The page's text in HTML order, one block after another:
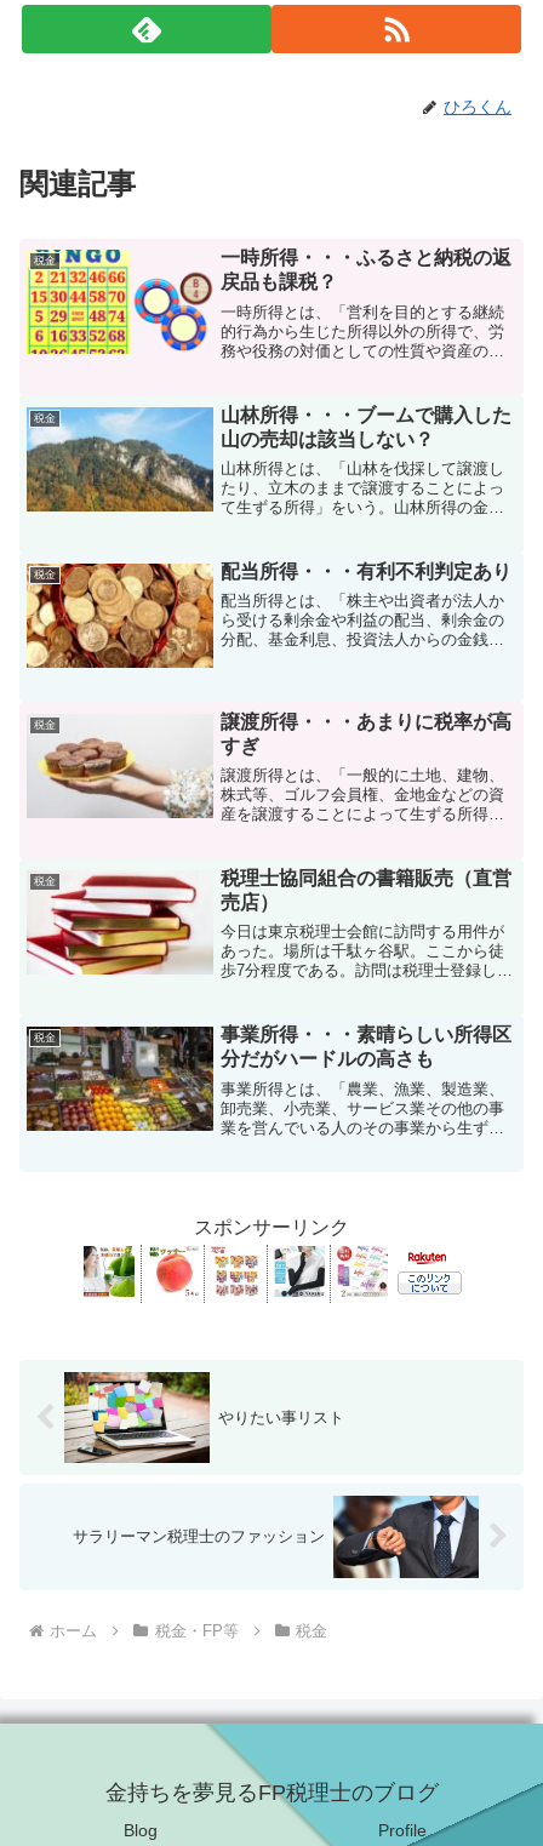
ひろくん
関連記事
税金
一時所得・・・ふるさと納税の返
戻品も課税？
一時所得とは、「営利を目的とする継続
的行為から生じた所得以外の所得で、労
務や役務の対価としての性質や資産の譲
保険の一時金などが該当する。一方、宝
くじの当選金は「当せん金...
税金
山林所得・・・ブームで購入した
山の売却は該当しない？
山林所得とは、「山林を伐採して譲渡し
たり、立木のままで譲渡することによっ
て生ずる所得」をいう。山林所得の金額
し、さらに50万円の特別控除額を控除し
た金額となる。さらに5分...
税金 配当所得・・・有利不利判定あり
配当所得とは、「株主や出資者が法人か
ら受ける剰余金や利益の配当、剰余金の
分配、基金利息、投資法人からの金銭の
などに係る所得」をいう。...
税金
譲渡所得・・・あまりに税率が高
すぎ
譲渡所得とは、「一般的に土地、建物、
株式等、ゴルフ会員権、金地金などの資
産を譲渡することによって生ずる所得」
（2）（1）以外を譲渡した場合に分けら
れる。土地・建物等を譲...
税金
税理士協同組合の書籍販売（直営
売店）
今日は東京税理士会館に訪問する用件が
あった。場所は千駄ヶ谷駅。ここから徒
歩7分程度である。訪問は税理士登録して
入したい書籍がたくさんあった。決して
広いスペースではない...
税金
事業所得・・・素晴らしい所得区
分だがハードルの高さも
事業所得とは、「農業、漁業、製造業、
卸売業、小売業、サービス業その他の事
業を営んでいる人のその事業から生ずる
スポンサーリンク
やりたい事リスト
サラリーマン税理士のファッション
ホーム 税金・FP等 税金
金持ちを夢見るFP税理士のブログ
Blog Profile